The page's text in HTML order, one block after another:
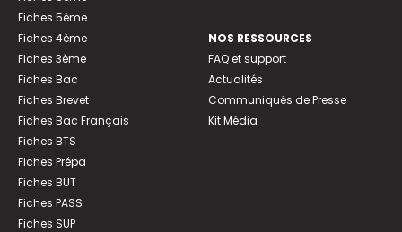
Fiches 5ème
Fiches 4ème
Fiches 3ème
Fiches Bac
Fiches Brevet
Fiches Bac Français
Fiches BTS
Fiches Prépa
Fiches BUT
Fiches PASS
Fiches SUP
NOS RESSOURCES
FAQ et support
Actualités
Communiqués de Presse
Kit Média